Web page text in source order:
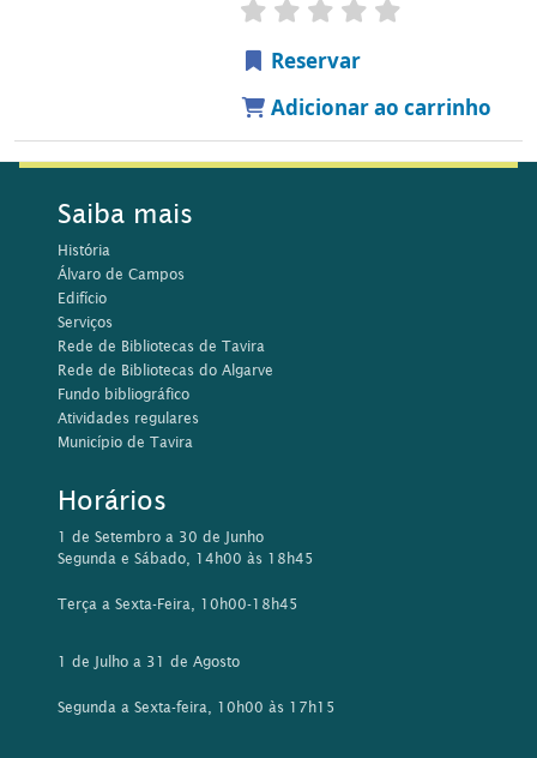
Reservar
Adicionar ao carrinho
Saiba mais
História
Álvaro de Campos
Edifício
Serviços
Rede de Bibliotecas de Tavira
Rede de Bibliotecas do Algarve
Fundo bibliográfico
Atividades regulares
Município de Tavira
Horários
1 de Setembro a 30 de Junho
Segunda e Sábado, 14h00 às 18h45
Terça a Sexta-Feira, 10h00-18h45
1 de Julho a 31 de Agosto
Segunda a Sexta-feira, 10h00 às 17h15